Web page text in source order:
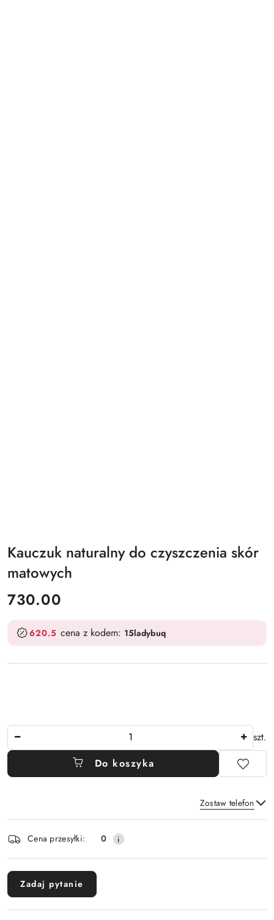
Kauczuk naturalny do czyszczenia skór
matowych
cena:
730.00
620.5 cena z kodem: 15ladybuq
szt.
Do koszyka
Zostaw telefon
Wyślij
Dostępność
i
dostawa
Cena przesyłki: 0
Zadaj pytanie